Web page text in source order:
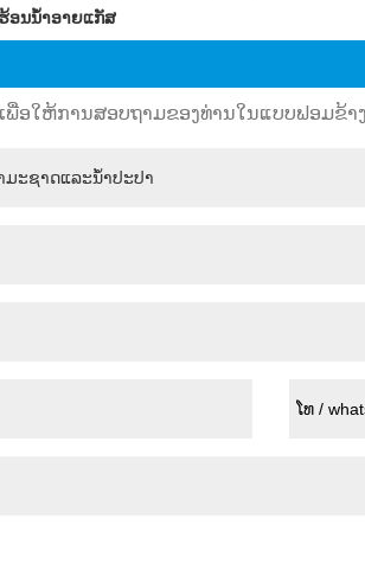
ອນນ້ໍາອາຍແກັສ
ພື່ອໃຫ້ການສອບຖາມຂອງທ່ານໃນແບບຟອມຂ້າ